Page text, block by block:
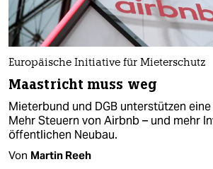
Europäische Initiative für Mieterschutz
Maastricht muss weg
Mieterbund und DGB unterstützen
Mehr Steuern von Airbnb – und mehr
öffentlichen Neubau.
Von Martin Reeh